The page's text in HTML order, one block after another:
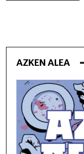
AZKEN ALEA